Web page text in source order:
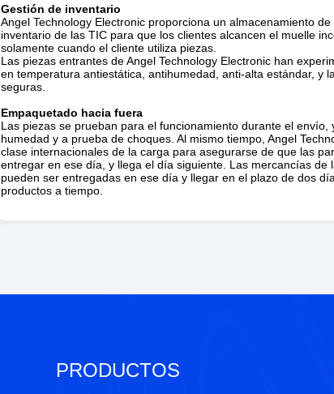
Gestión de inventario
Angel Technology Electronic proporciona un almacenamiento
inventario de las TIC para que los clientes alcancen el muelle
solamente cuando el cliente utiliza piezas.
Las piezas entrantes de Angel Technology Electronic han
en temperatura antiestática, antihumedad, anti-alta estándar, y
seguras.
Empaquetado hacia fuera
Las piezas se prueban para el funcionamiento durante el
humedad y a prueba de choques. Al mismo tiempo, Angel
clase internacionales de la carga para asegurarse de que las
entregar en ese día, y llega el día siguiente. Las mercancías
pueden ser entregadas en ese día y llegar en el plazo de dos
productos a tiempo.
PRODUCTOS